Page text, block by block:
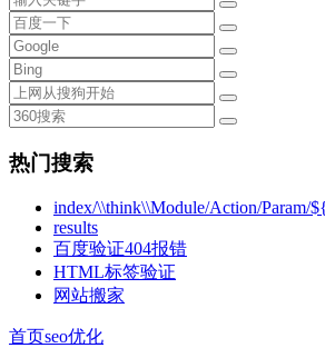
热门搜索
index/\\think\\Module/Action/Param/
results
百度验证404报错
HTML标签验证
网站搬家
首页seo优化